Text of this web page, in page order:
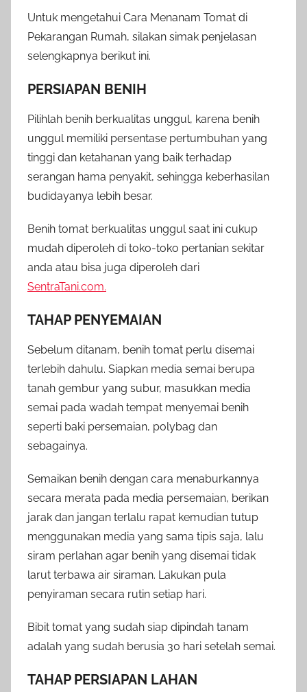
Untuk mengetahui Cara Menanam Tomat di
Pekarangan Rumah, silakan simak penjelasan
selengkapnya berikut ini.
PERSIAPAN BENIH
Pilihlah benih berkualitas unggul, karena benih
unggul memiliki persentase pertumbuhan yang
tinggi dan ketahanan yang baik terhadap
serangan hama penyakit, sehingga keberhasilan
budidayanya lebih besar.
Benih tomat berkualitas unggul saat ini cukup
mudah diperoleh di toko-toko pertanian sekitar
anda atau bisa juga diperoleh dari
SentraTani.com.
TAHAP PENYEMAIAN
Sebelum ditanam, benih tomat perlu disemai
terlebih dahulu. Siapkan media semai berupa
tanah gembur yang subur, masukkan media
semai pada wadah tempat menyemai benih
seperti baki persemaian, polybag dan
sebagainya.
Semaikan benih dengan cara menaburkannya
secara merata pada media persemaian, berikan
jarak dan jangan terlalu rapat kemudian tutup
menggunakan media yang sama tipis saja, lalu
siram perlahan agar benih yang disemai tidak
larut terbawa air siraman. Lakukan pula
penyiraman secara rutin setiap hari.
Bibit tomat yang sudah siap dipindah tanam
adalah yang sudah berusia 30 hari setelah semai.
TAHAP PERSIAPAN LAHAN